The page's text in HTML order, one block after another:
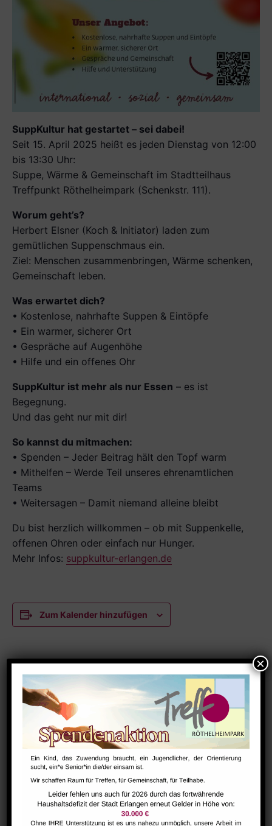
SuppKultur hat gestartet – sei dabei!
Seit 15. April 2025 heißt es jeden Dienstag von 12:00
bis 13:30 Uhr:
Suppe, Wärme & Gemeinschaft im Stadtteilhaus
Treffpunkt Röthelheimpark (Schenkstr. 111).
Worum geht’s?
Herbert Elsner (Koch & Initiator) laden zum
gemütlichen Suppenschmaus ein.
Ziel: Menschen zusammenbringen, Wärme schenken,
Gemeinschaft leben.
Was erwartet dich?
• Kostenlose, nahrhafte Suppen & Eintöpfe
• Ein warmer, sicherer Ort
• Gespräche auf Augenhöhe
• Hilfe und ein offenes Ohr
SuppKultur ist mehr als nur Essen – es ist
Begegnung.
Und das geht nur mit dir!
So kannst du mitmachen:
• Spenden – Jeder Beitrag hält den Topf warm
• Mithelfen – Werde Teil unseres ehrenamtlichen
Teams
• Weitersagen – Damit niemand alleine bleibt
Du bist herzlich willkommen – ob mit Suppenkelle,
offenen Ohren oder einfach nur Hunger.
Mehr Infos: suppkultur-erlangen.de
Zum Kalender hinzufügen
Datum:
Februar 10
12:00 - 13:30
Serien:
SuppKultur – gemütlicher Suppenschmaus
Austausch,Netzwerk